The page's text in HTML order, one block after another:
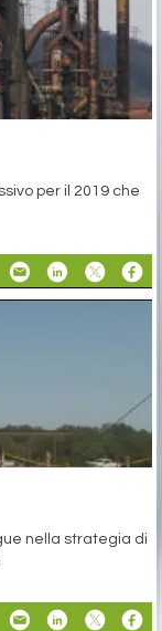
per il 2019 che
nella strategia di